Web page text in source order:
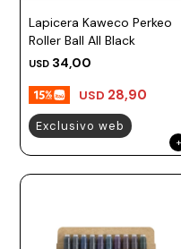
Lapicera Kaweco Perkeo
Roller Ball All Black
USD 34,00
USD 28,90
Exclusivo web